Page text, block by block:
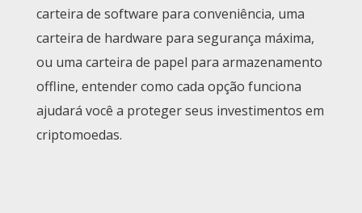
carteira de software para conveniência, uma
carteira de hardware para segurança máxima,
ou uma carteira de papel para armazenamento
offline, entender como cada opção funciona
ajudará você a proteger seus investimentos em
criptomoedas.